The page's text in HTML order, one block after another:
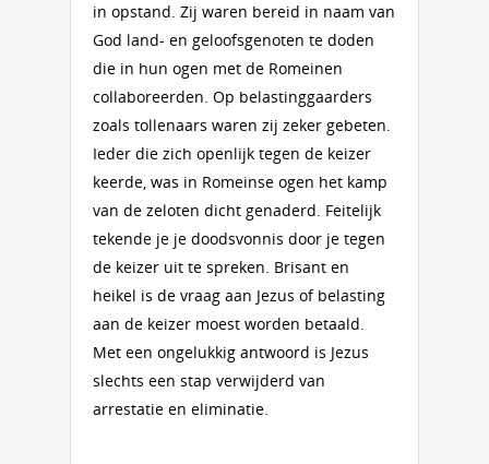
in opstand. Zij waren bereid in naam van
God land- en geloofsgenoten te doden
die in hun ogen met de Romeinen
collaboreerden. Op belastinggaarders
zoals tollenaars waren zij zeker gebeten.
Ieder die zich openlijk tegen de keizer
keerde, was in Romeinse ogen het kamp
van de zeloten dicht genaderd. Feitelijk
tekende je je doodsvonnis door je tegen
de keizer uit te spreken. Brisant en
heikel is de vraag aan Jezus of belasting
aan de keizer moest worden betaald.
Met een ongelukkig antwoord is Jezus
slechts een stap verwijderd van
arrestatie en eliminatie.